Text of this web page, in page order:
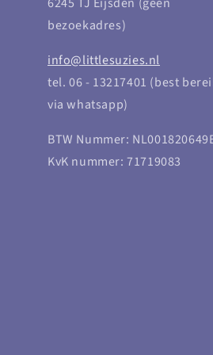
bezoekadres)
info@littlesuzies.nl
tel. 06 - 13217401 (best
via whatsapp)
BTW Nummer:
KvK nummer: 71719083